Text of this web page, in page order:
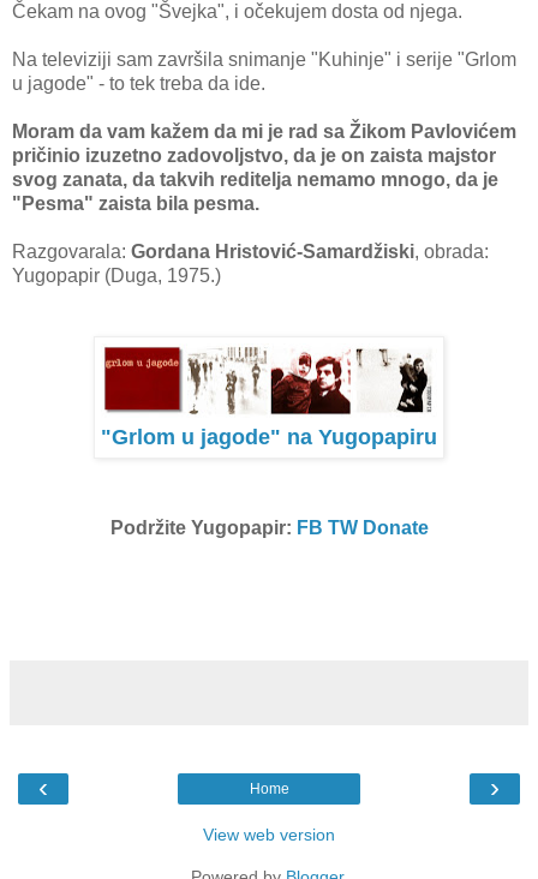
Čekam na ovog "Švejka", i očekujem dosta od njega.
Na televiziji sam završila snimanje "Kuhinje" i serije "Grlom
u jagode" - to tek treba da ide.
Moram da vam kažem da mi je rad sa Žikom Pavlovićem
pričinio izuzetno zadovoljstvo, da je on zaista majstor
svog zanata, da takvih reditelja nemamo mnogo, da je
"Pesma" zaista bila pesma.
Razgovarala: Gordana Hristović-Samardžiski, obrada:
Yugopapir (Duga, 1975.)
"Grlom u jagode" na Yugopapiru
Podržite Yugopapir: FB TW Donate
‹ ›
Home
View web version